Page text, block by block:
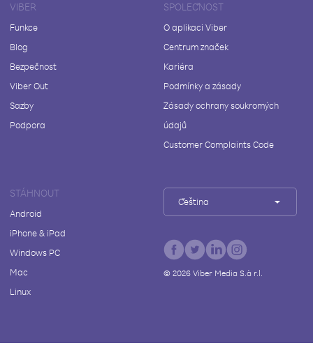
VIBER
Funkce
Blog
Bezpečnost
Viber Out
Sazby
Podpora
SPOLEČNOST
O aplikaci Viber
Centrum značek
Kariéra
Podmínky a zásady
Zásady ochrany soukromých
údajů
Customer Complaints Code
STÁHNOUT
Android
iPhone & iPad
Windows PC
Mac
Linux
Čeština
© 2026Viber Media S.à r.l.